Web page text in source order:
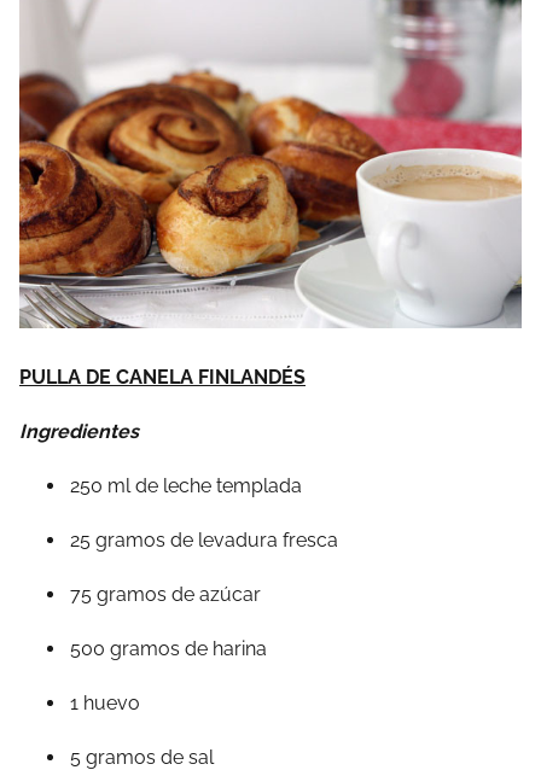
PULLA DE CANELA FINLANDÉS
Ingredientes
250 ml de leche templada
25 gramos de levadura fresca
75 gramos de azúcar
500 gramos de harina
1 huevo
5 gramos de sal